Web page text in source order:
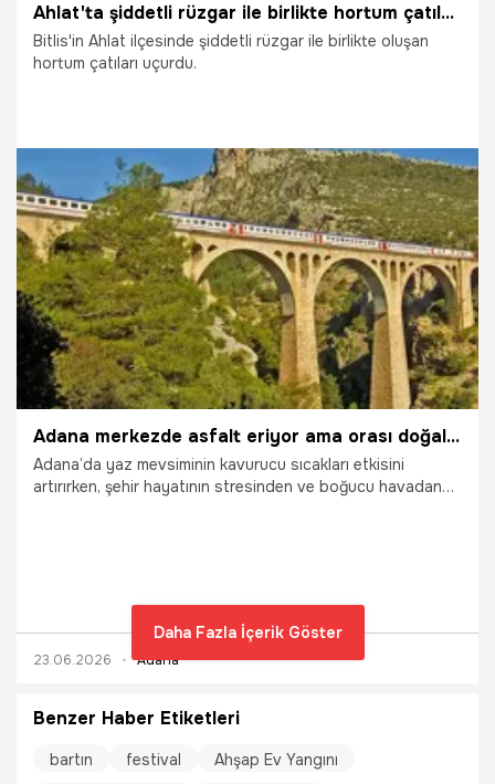
Ahlat'ta şiddetli rüzgar ile birlikte hortum çatıları uçurdu
Bitlis'in Ahlat ilçesinde şiddetli rüzgar ile birlikte oluşan
hortum çatıları uçurdu.
24.06.2026 Gündem
Adana merkezde asfalt eriyor ama orası doğal klima gibi! Sıcaktan bunalan soluğu orada alıyor: Yirmi kilometrelik parkurda adım atacak yer kalmadı!
Adana’da yaz mevsiminin kavurucu sıcakları etkisini
artırırken, şehir hayatının stresinden ve boğucu havadan
yabancı turistlerin akınına uğruyor. Bölgede yaşanan bu
yoğun turist hareketliliği, Karaisalı köylüsünün ekonomisine
de "sıkma, gözleme ve yayık ayranı" bereketi olarak geri
23.06.2026 Adana
Daha Fazla İçerik Göster
Benzer Haber Etiketleri
bartın festival
Ahşap Ev Yangını